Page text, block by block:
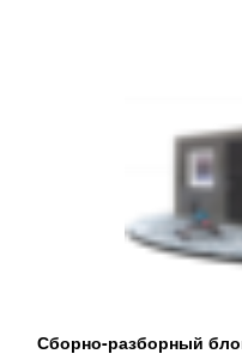
Сборно-разборный